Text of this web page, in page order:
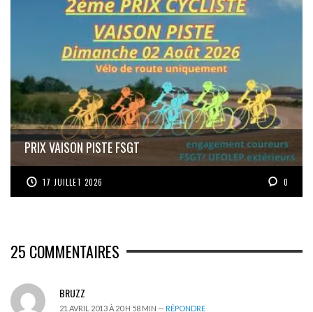
PRIX VAISON PISTE FSGT
17 JUILLET 2026 0
25 COMMENTAIRES
BRUZZ
21 AVRIL 2013 À 20 H 58 MIN — RÉPONDRE